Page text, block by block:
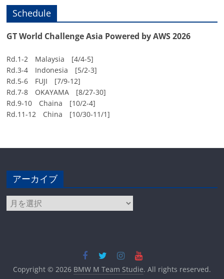
Schedule
GT World Challenge Asia Powered by AWS 2026
Rd.1-2 Malaysia [4/4-5]
Rd.3-4 Indonesia [5/2-3]
Rd.5-6 FUJI [7/9-12]
Rd.7-8 OKAYAMA [8/27-30]
Rd.9-10 Chaina [10/2-4]
Rd.11-12 China [10/30-11/1]
アーカイブ
ア
ー
Copyright © 2026 BMW M Team Studie. All rights reserved.